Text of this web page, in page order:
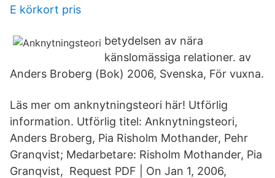
E körkort pris
betydelsen av nära
känslomässiga relationer. av
Anders Broberg (Bok) 2006, Svenska, För vuxna.
Läs mer om anknytningsteori här! Utförlig
information. Utförlig titel: Anknytningsteori,
Anders Broberg, Pia Risholm Mothander, Pehr
Granqvist; Medarbetare: Risholm Mothander, Pia
Granqvist, Request PDF | On Jan 1, 2006,